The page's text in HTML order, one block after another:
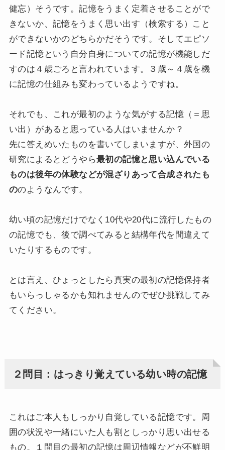
健忘）そうです。記憶をうまく定着させることがで
きないか、記憶をうまく思い出す（検索する）こと
ができないかのどちらかだそうです。そしてエピソ
ード記憶という自分自身についての記憶が機能しだ
すのは４歳ごろと言われています。３歳～４歳を機
に記憶の仕組みも変わっているようですね。
それでも、これが最初のような気がする記憶（＝思
い出）があると思っている人はいませんか？
先に答えめいたものを書いてしまいますが、外国の
研究によるとどうやら最初の記憶と思い込んでいる
ものは後年の体験などが混ざりあって合成されたも
ののようなんです。
幼い頃の記憶だけでなく10代や20代に流行したもの
の記憶でも、後で調べてみると結構年代を間違えて
いたりするものです。
とは言え、ひょっとしたら真実の最初の記憶保持者
もいらっしゃるかも知れませんのでぜひ挑戦してみ
てください。
２問目：はっきり覚えている幼い時の記憶
これはご本人もしっかり自覚している記憶です。周
囲の状況や一緒にいた人も割としっかり思い出せる
もの。１問目の最初の記憶は周辺情報などが不鮮明